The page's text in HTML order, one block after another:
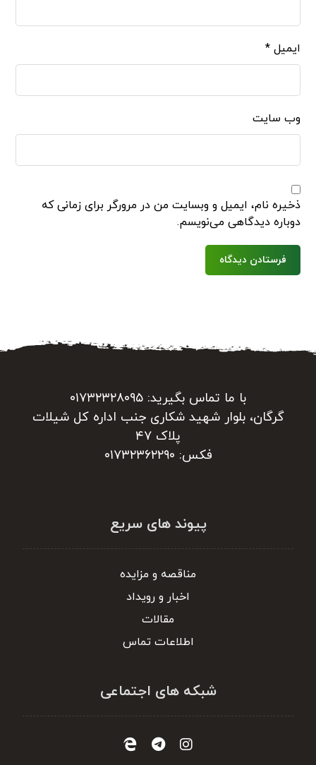
ایمیل*
وب‌ سایت
ذخیره نام، ایمیل و وبسایت من در مرورگر برای زمانی که
دوباره دیدگاهی می‌نویسم.
فرستادن دیدگاه
با ما تماس بگیرید: ۰۱۷۳۲۳۲۸۰۹۵
گرگان، بلوار شهید شکاری جنب اداره کل شیلات
پلاک ۴۷
فکس: ۰۱۷۳۲۳۶۲۲۹۰
پیوند های سریع
مناقصه و مزایده
اخبار و رویداد
مقالات
اطلاعات تماس
شبکه های اجتماعی